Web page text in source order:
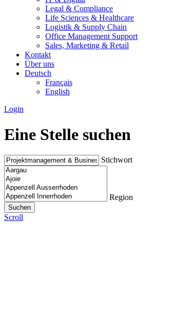
Legal & Compliance
Life Sciences & Healthcare
Logistik & Supply Chain
Office Management Support
Sales, Marketing & Retail
Kontakt
Über uns
Deutsch
Français
English
Login
Eine Stelle suchen
Stichwort
Region
Scroll